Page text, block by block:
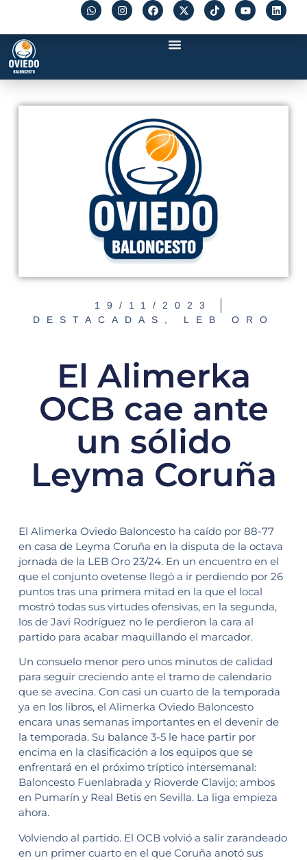
19/11/2023
DESTACADAS , LEB ORO
El Alimerka
OCB cae ante
un sólido
Leyma Coruña
El Alimerka Oviedo Baloncesto ha caído por 88-77
en casa de Leyma Coruña en la disputa de la octava
jornada de la LEB Oro 23/24. En un encuentro en el
que el conjunto ovetense llegó a ir perdiendo por 26
puntos tras una primera mitad en la que el local
mostró todas sus virtudes ofensivas, en la segunda,
los de Javi Rodríguez no le perdieron la cara al
partido para acabar maquillando el marcador.
Un consuelo menor pero unos minutos de calidad
para seguir creciendo ante el tramo de calendario
que se avecina. Con casi un cuarto de la temporada
ya en los libros, el Alimerka Oviedo Baloncesto
encara unas semanas importantes en el devenir de
la temporada. Su balance 3-5 le hace partir por
encima en la clasificación a los equipos que se
enfrentará en el próximo tríptico intersemanal:
Baloncesto Fuenlabrada y Rioverde Clavijo; ambos
en Pumarín y Real Betis en Sevilla. La liga empieza
ahora.
Volviendo al partido. El OCB volvió a salir zarandeado
en un primer cuarto en el que Coruña anotó sus